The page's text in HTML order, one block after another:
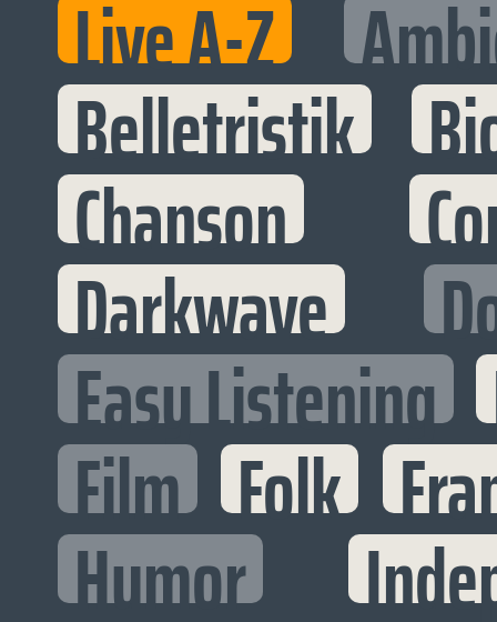
Live A-Z
Belletristik
Chanson
Darkwave
Easy Listening
Film Folk
Humor